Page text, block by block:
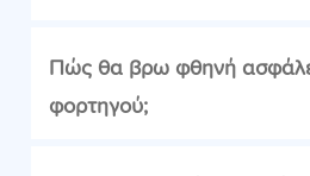
Πώς θα βρω φθηνή
φορτηγού;